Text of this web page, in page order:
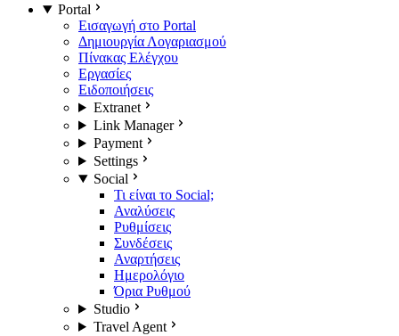
Portal
Εισαγωγή στο Portal
Δημιουργία Λογαριασμού
Πίνακας Ελέγχου
Εργασίες
Ειδοποιήσεις
Extranet
Link Manager
Payment
Settings
Social
Τι είναι το Social;
Αναλύσεις
Ρυθμίσεις
Συνδέσεις
Αναρτήσεις
Ημερολόγιο
Όρια Ρυθμού
Studio
Travel Agent